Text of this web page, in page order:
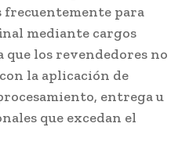
frecuentemente para
mediante cargos
que los revendedores no
la aplicación de
entrega u
que excedan el